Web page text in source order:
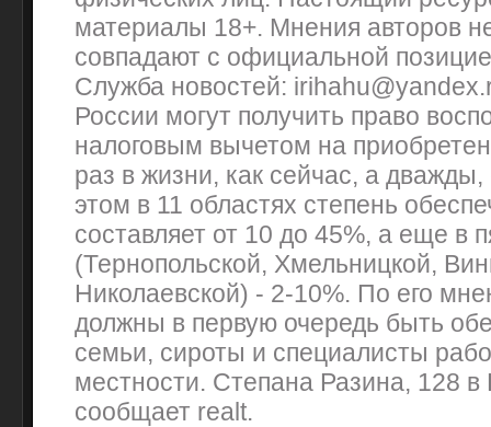
материалы 18+. Мнения авторов
совпадают с официальной
Служба новостей:
России могут получить право
налоговым вычетом на
раз в жизни, как сейчас, а
этом в 11 областях степень
составляет от 10 до 45%, а еще в
(Тернопольской, Хмельницкой,
Николаевской) - 2-10%. По его
должны в первую очередь быть
семьи, сироты и специалисты
местности. Степана Разина, 128 в
сообщает realt.